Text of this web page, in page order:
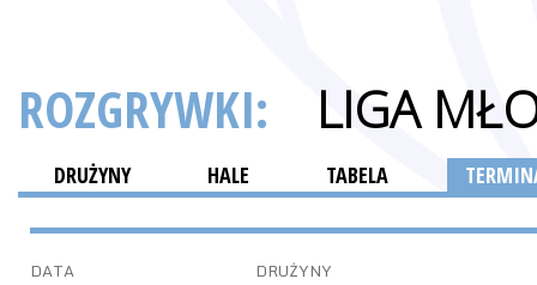
ROZGRYWKI: LIGA
DRUŻYNY HALE TABELA
DATA DRUŻYNY